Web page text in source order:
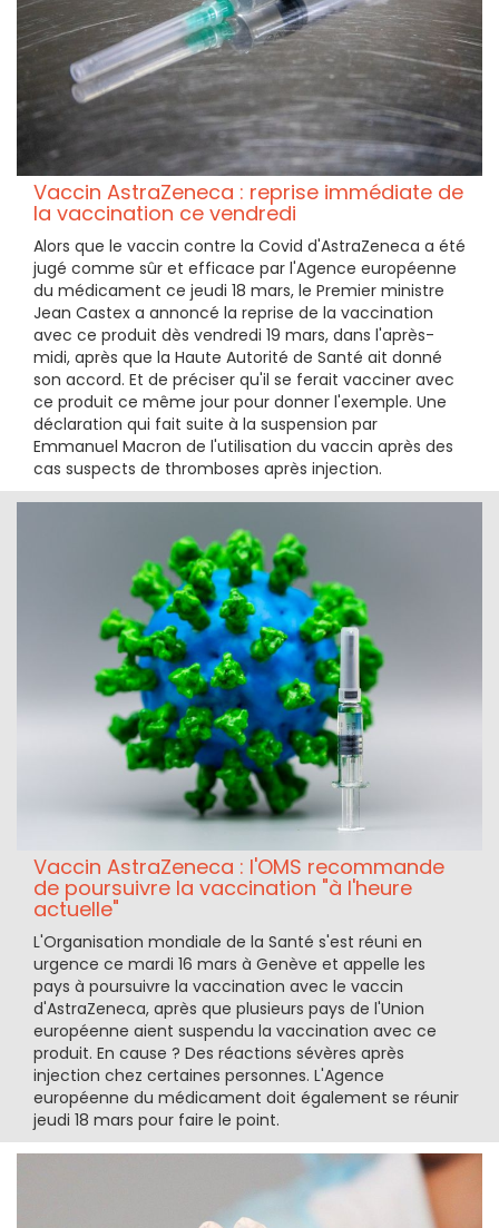
Vaccin AstraZeneca : reprise immédiate de
la vaccination ce vendredi
Alors que le vaccin contre la Covid d'AstraZeneca a été
jugé comme sûr et efficace par l'Agence européenne
du médicament ce jeudi 18 mars, le Premier ministre
Jean Castex a annoncé la reprise de la vaccination
avec ce produit dès vendredi 19 mars, dans l'après-
midi, après que la Haute Autorité de Santé ait donné
son accord. Et de préciser qu'il se ferait vacciner avec
ce produit ce même jour pour donner l'exemple. Une
déclaration qui fait suite à la suspension par
Emmanuel Macron de l'utilisation du vaccin après des
cas suspects de thromboses après injection.
Vaccin AstraZeneca : l'OMS recommande
de poursuivre la vaccination "à l'heure
actuelle"
L'Organisation mondiale de la Santé s'est réuni en
urgence ce mardi 16 mars à Genève et appelle les
pays à poursuivre la vaccination avec le vaccin
d'AstraZeneca, après que plusieurs pays de l'Union
européenne aient suspendu la vaccination avec ce
produit. En cause ? Des réactions sévères après
injection chez certaines personnes. L'Agence
européenne du médicament doit également se réunir
jeudi 18 mars pour faire le point.